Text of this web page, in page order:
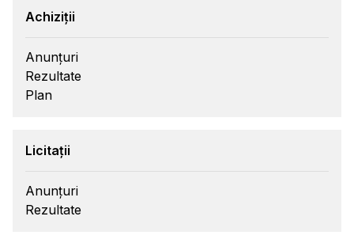
Achiziții
Anunțuri
Rezultate
Plan
Licitații
Anunțuri
Rezultate